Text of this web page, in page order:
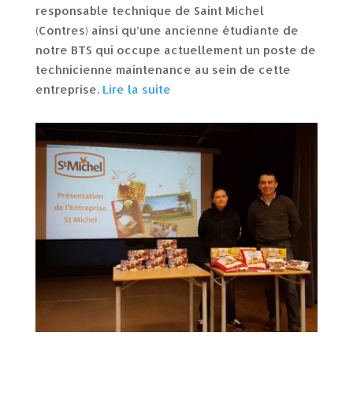
responsable technique de Saint Michel
(Contres) ainsi qu’une ancienne étudiante de
notre BTS qui occupe actuellement un poste de
technicienne maintenance au sein de cette
entreprise. Lire la suite